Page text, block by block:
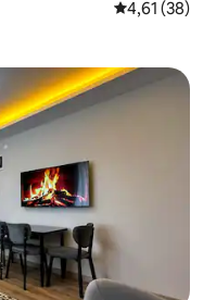
4,61 de uma
4,61 (38)